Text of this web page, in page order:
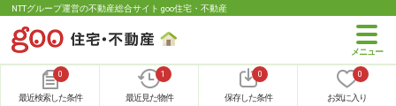
NTTグループ運営の不動産総合サイト goo住宅・不動産
0
最近検索した条件
1
最近見た物件
0
保存した条件
0
お気に入り